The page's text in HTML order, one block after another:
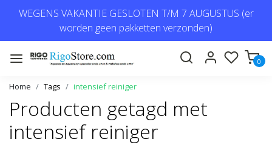
WEGENS VAKANTIE GESLOTEN T/M 7 AUGUSTUS (er
worden geen pakketten verzonden)
0
Home Tags intensief reiniger
Producten getagd met
intensief reiniger